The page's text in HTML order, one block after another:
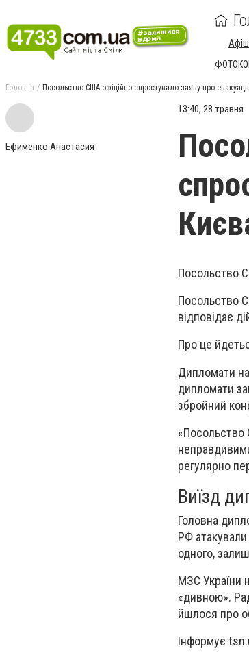
Головна Посольство США офіційно спростувало заяву про
Ефименко Анастасия
13:40, 28 травня
Посольство
Посольство
відповідає
Про це
Дипломати
дипломати
збройний
«Посольство
регулярно
Виїзд
Головна
РФ атакували
одного,
МЗС України
«дивною».
йшлося про
Інформує